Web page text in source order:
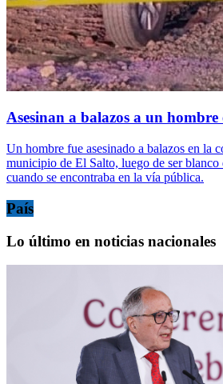
Asesinan a balazos a un hombre
Un hombre fue asesinado a balazos en la
municipio de El Salto, luego de ser blanco
cuando se encontraba en la vía pública.
País
Lo último en noticias nacionales